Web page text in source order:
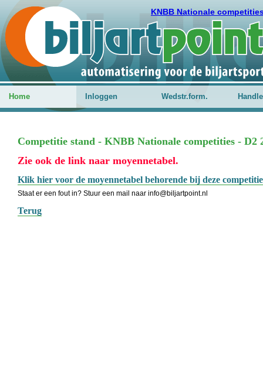
KNBB Nationale
Home Inloggen Wedstr.form.
Competitie stand - KNBB Nationale competities - D2
Zie ook de link naar moyennetabel.
Klik hier voor de moyennetabel behorende bij deze
Staat er een fout in? Stuur een mail naar info@biljartpoint.nl
Terug